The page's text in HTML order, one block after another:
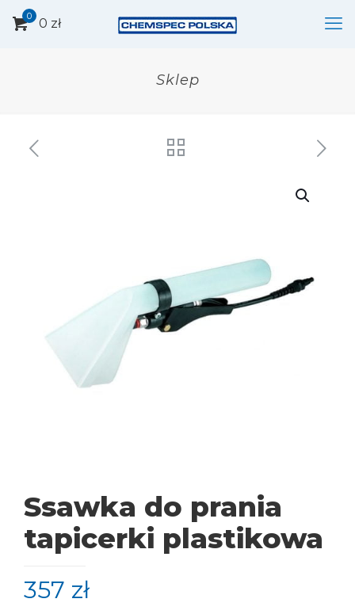
0 0 zł
Sklep
Ssawka do prania
tapicerki plastikowa
357 zł